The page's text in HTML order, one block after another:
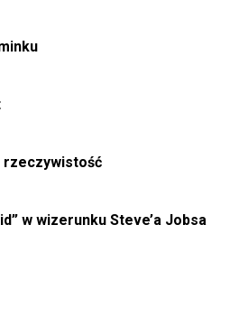
rzeczywistość
w wizerunku Steve’a Jobsa